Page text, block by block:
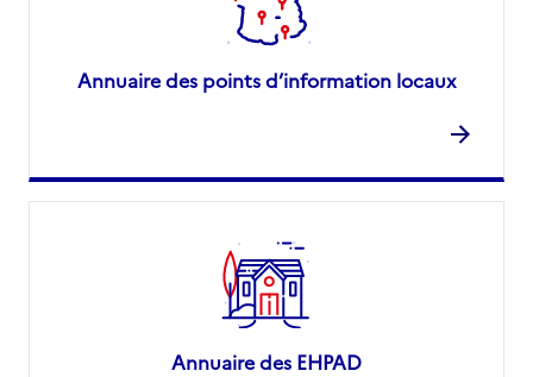
Annuaire des points d’information locaux
Annuaire des EHPAD